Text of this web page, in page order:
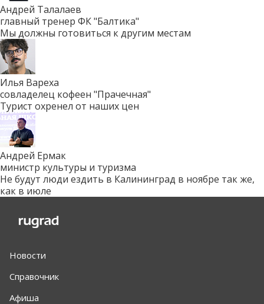
Андрей Талалаев
главный тренер ФК "Балтика"
Мы должны готовиться к другим местам
Илья Вареха
совладелец кофеен "Прачечная"
Турист охренел от наших цен
Андрей Ермак
министр культуры и туризма
Не будут люди ездить в Калининград в ноябре так же,
как в июле
Новости
Справочник
Афиша